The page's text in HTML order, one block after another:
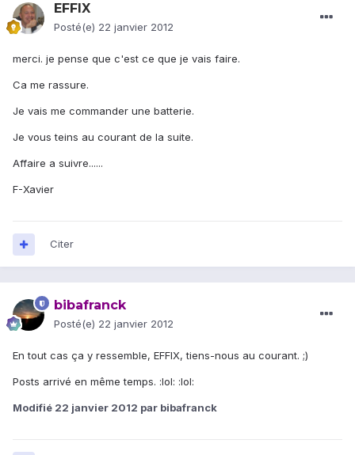
EFFIX
Posté(e) 22 janvier 2012
merci. je pense que c'est ce que je vais faire.
Ca me rassure.
Je vais me commander une batterie.
Je vous teins au courant de la suite.
Affaire a suivre......
F-Xavier
Citer
bibafranck
Posté(e) 22 janvier 2012
En tout cas ça y ressemble, EFFIX, tiens-nous au courant. ;)
Posts arrivé en même temps. :lol: :lol:
Modifié 22 janvier 2012 par bibafranck